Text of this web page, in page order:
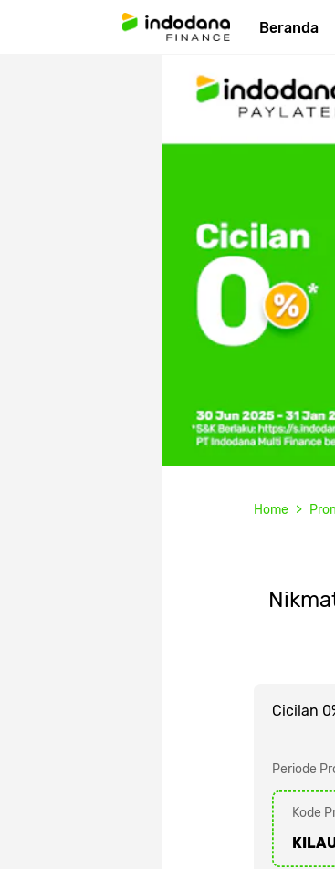
Beranda
Home
Cicilan
Periode
Kode